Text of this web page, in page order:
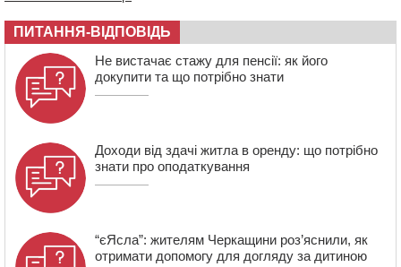
розмітку біля навчальних закладів (ФОТОФАКТ)
15:39 На честь загиблого захисника і чемпіона світу в
Черкасах відкрили спортивно-реабілітаційний центр
15:05 На Звенигородщині, попри заборону міськради,
проведуть “Ше.Fest”
ПИТАННЯ-ВІДПОВІДЬ
Не вистачає стажу для пенсії: як його
докупити та що потрібно знати
Доходи від здачі житла в оренду: що потрібно
знати про оподаткування
“єЯсла”: жителям Черкащини роз’яснили, як
отримати допомогу для догляду за дитиною